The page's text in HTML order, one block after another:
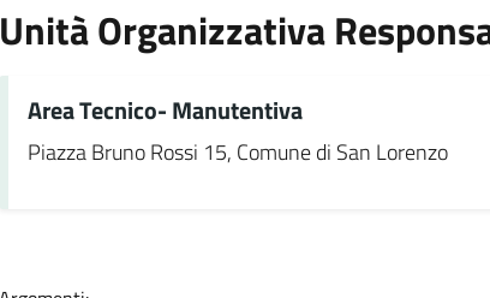
Unità Organizzativa
Area Tecnico- Manutentiva
Piazza Bruno Rossi 15, Comune di San Lorenzo